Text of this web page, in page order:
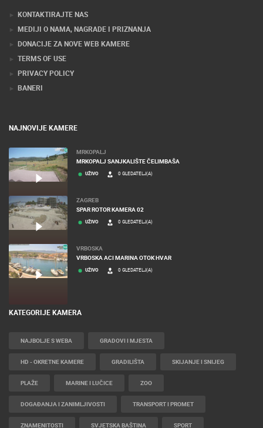
KONTAKTIRAJTE NAS
MEDIJI O NAMA, NAGRADE I PRIZNANJA
DONACIJE ZA NOVE WEB KAMERE
TERMS OF USE
PRIVACY POLICY
BANERI
NAJNOVIJE KAMERE
MRKOPALJ
MRKOPALJ SANJKALIŠTE ČELIMBAŠA
UŽIVO 0 GLEDATELJ(A)
ZAGREB
SPAR ROTOR KAMERA 02
UŽIVO 0 GLEDATELJ(A)
VRBOSKA
VRBOSKA ACI MARINA OTOK HVAR
UŽIVO 0 GLEDATELJ(A)
KATEGORIJE KAMERA
NAJBOLJE S WEBA GRADOVI I MJESTA
HD - OKRETNE KAMERE GRADILIŠTA SKIJANJE I SNIJEG
PLAŽE MARINE I LUČICE ZOO
DOGAĐANJA I ZANIMLJIVOSTI TRANSPORT I PROMET
ZNAMENITOSTI SVJETSKA BAŠTINA SPORT